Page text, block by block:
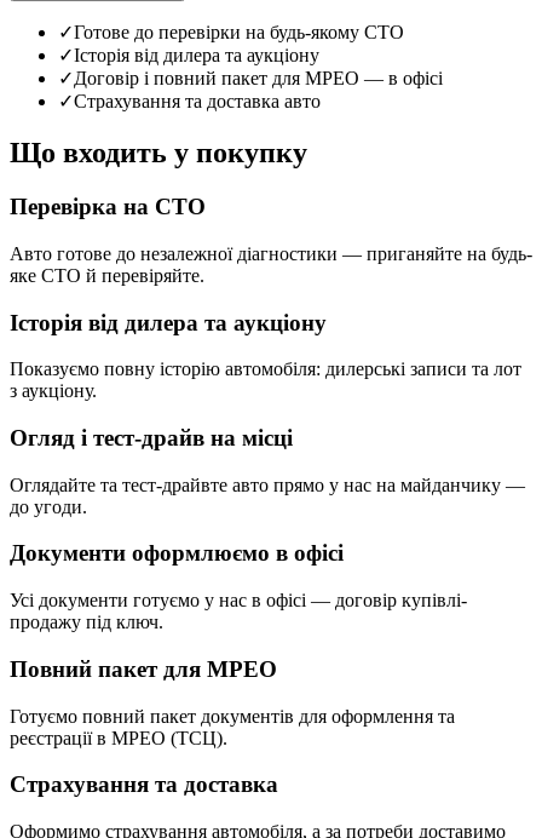
✓Готове до перевірки на будь-якому СТО
✓Історія від дилера та аукціону
✓Договір і повний пакет для МРЕО — в офісі
✓Страхування та доставка авто
Що входить у покупку
Перевірка на СТО
Авто готове до незалежної діагностики — приганяйте на будь-
яке СТО й перевіряйте.
Історія від дилера та аукціону
Показуємо повну історію автомобіля: дилерські записи та лот
з аукціону.
Огляд і тест-драйв на місці
Оглядайте та тест-драйвте авто прямо у нас на майданчику —
до угоди.
Документи оформлюємо в офісі
Усі документи готуємо у нас в офісі — договір купівлі-
продажу під ключ.
Повний пакет для МРЕО
Готуємо повний пакет документів для оформлення та
реєстрації в МРЕО (ТСЦ).
Страхування та доставка
Оформимо страхування автомобіля, а за потреби доставимо